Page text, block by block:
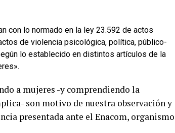
con lo normado en la ley 23.592 de actos
de violencia psicológica, política, público-
lo establecido en distintos artículos de la
a mujeres -y comprendiendo la
son motivo de nuestra observación y
presentada ante el Enacom, organismo